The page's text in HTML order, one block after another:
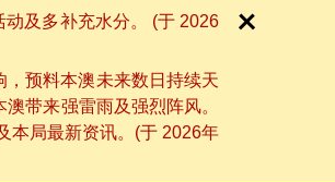
及多补充水分。 (于 2026
预料本澳未来数日持续天
带来强雷雨及强烈阵风。
本局最新资讯。(于 2026年